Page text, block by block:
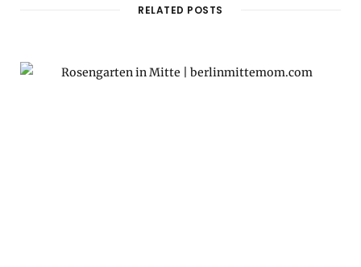
RELATED POSTS